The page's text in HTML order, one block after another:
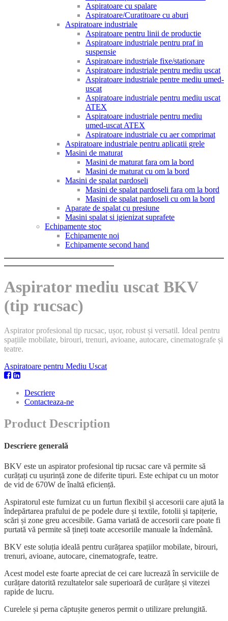
Aspiratoare cu spalare
Aspiratoare/Curatitoare cu aburi
Aspiratoare industriale
Aspiratoare pentru linii de productie
Aspiratoare industriale pentru praf in
suspensie
Aspiratoare industriale fixe/stationare
Aspiratoare industriale pentru mediu uscat
Aspiratoare industriale pentre mediu umed-
uscat
Aspiratoare industriale pentru mediu uscat
ATEX
Aspiratoare industriale pentru mediu
umed-uscat ATEX
Aspiratoare industriale cu aer comprimat
Aspiratoare industriale pentru aplicatii grele
Masini de maturat
Masini de maturat fara om la bord
Masini de maturat cu om la bord
Masini de spalat pardoseli
Masini de spalat pardoseli fara om la bord
Masini de spalat pardoseli cu om la bord
Aparate de spalat cu presiune
Masini spalat si igienizat suprafete
Echipamente stoc
Echipamente noi
Echipamente second hand
Aspirator mediu uscat BKV
(tip rucsac)
Aspirator profesional tip rucsac, ușor, robust și versatil. Ideal pentru
spațiile mobilate, birouri, trenuri, avioane, autocare, cinematografe și
teatre.
Aspiratoare pentru Mediu Uscat
Descriere
Contacteaza-ne
Product Description
Descriere generală
BKV este un aspirator profesional tip rucsac care vă permite să
curățați cu ușurință zone de diferite tipuri. Este echipat cu un motor
de vid de 670W de înaltă eficiență.
Aspiratorul este furnizat cu un furtun flexibil și accesorii care ajută la
îndepărtarea prafului de pe podele dure și textile, fotolii și tapițerie,
scări și zone greu accesibile. Gama variată de accesorii care poate fi
purtată vă permite să țineți toate accesoriile manuale la îndemână.
BKV este soluția ideală pentru curățarea spațiilor mobilate, birouri,
trenuri, avioane, autocare, cinematografe, teatre.
Acest model este foarte apreciat de cei care lucrează în serviciile de
curățare datorită rezultatelor sale superioară de curățare și vitezei
rapide de lucru.
Curelele și perna căptușite generos permit o utilizare prelungită.